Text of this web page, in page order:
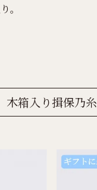
。
木箱入り揖保乃糸